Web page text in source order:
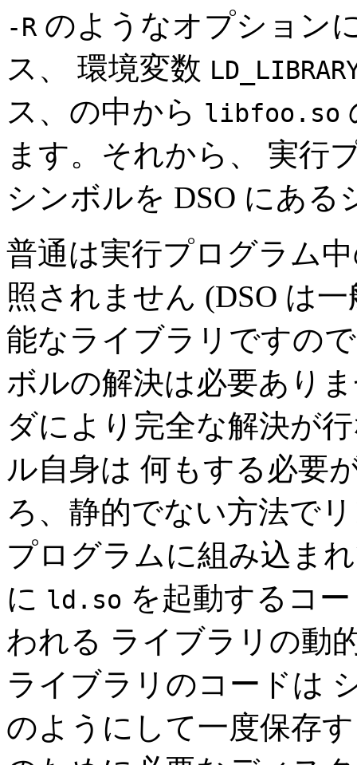
-R のようなオプション
ス、 環境変数
ス、の中から libfoo.so
ます。それから、 実行
シンボルを DSO にあ
普通は実行プログラム
照されません (DSO は
能なライブラリですの
ボルの解決は必要あり
ダにより完全な解決が
ル自身は 何もする必要
ろ、静的でない方法で
プログラムに組み込ま
に ld.so を起動するコ
われる ライブラリの動
ライブラリのコードは
のようにして一度保存